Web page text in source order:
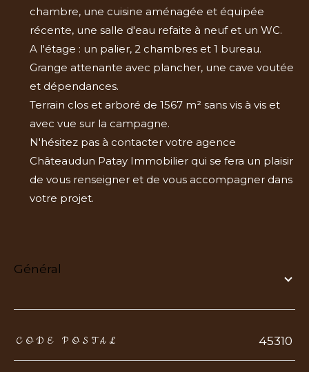
chambre, une cuisine aménagée et équipée
récente, une salle d'eau refaite à neuf et un WC.
A l'étage : un palier, 2 chambres et 1 bureau.
Grange attenante avec plancher, une cave voutée
et dépendances.
Terrain clos et arboré de 1567 m² sans vis à vis et
avec vue sur la campagne.
N'hésitez pas à contacter votre agence
Châteaudun Patay Immobilier qui se fera un plaisir
de vous renseigner et de vous accompagner dans
votre projet.
général
TRAD_ZEPHYR_Caracteristique TRAD_ZEPHYR_Valeurs
CODE POSTAL 45310